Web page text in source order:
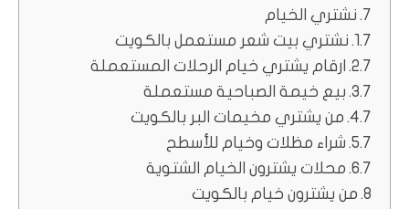
نشتري الخيام
نشتري بيت شعر مستعمل بالكويت
ارقام يشتري خيام الرحلات المستعملة
بيع خيمة الصباحية مستعملة
من يشتري مخيمات البر بالكويت
شراء مظلات وخيام للأسطح
محلات يشترون الخيام الشتوية
من يشترون خيام بالكويت